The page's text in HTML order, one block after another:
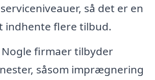
så det er en
indhente flere tilbud.
Nogle firmaer tilbyder
såsom imprægnering